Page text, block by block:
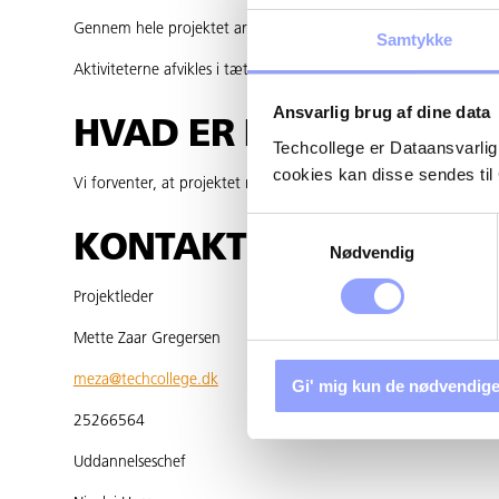
Samtykke
Ansvarlig brug af dine data
Techcollege er
cookies kan disse sendes til
Nødvendig
Gi' mig kun de
Gennem hele projektet arbejder faglærerne med intern
Aktiviteterne afvikles i tæt dialog, samarbejde og med
HVAD ER PROJEKTETS
Vi forventer, at projektet resulterer i, at faglærerne er
KONTAKT
Projektleder
Mette Zaar Gregersen
meza@techcollege.dk
25266564
Uddannelseschef